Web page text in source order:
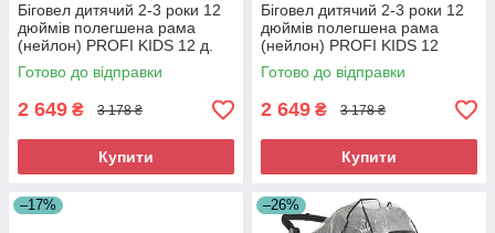
Біговел дитячий 2-3 роки 12
дюймів полегшена рама
(нейлон) PROFI KIDS 12 д.
MBB 1011-2
Готово до відправки
2 649 ₴ 3 178 ₴
Купити
Біговел дитячий 2-3 роки 12
дюймів полегшена рама
(нейлон) PROFI KIDS 12
д.MBB 1011-3
Готово до відправки
2 649 ₴ 3 178 ₴
Купити
–17% –26%